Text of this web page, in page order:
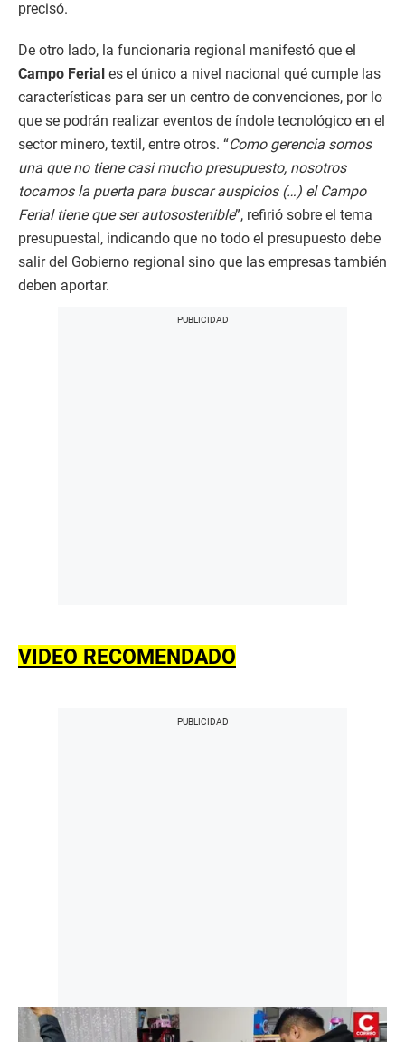
precisó.
De otro lado, la funcionaria regional manifestó que el
Campo Ferial es el único a nivel nacional qué cumple las
características para ser un centro de convenciones, por lo
que se podrán realizar eventos de índole tecnológico en el
sector minero, textil, entre otros. “Como gerencia somos
una que no tiene casi mucho presupuesto, nosotros
tocamos la puerta para buscar auspicios (…) el Campo
Ferial tiene que ser autosostenible”, refirió sobre el tema
presupuestal, indicando que no todo el presupuesto debe
salir del Gobierno regional sino que las empresas también
deben aportar.
VIDEO RECOMENDADO